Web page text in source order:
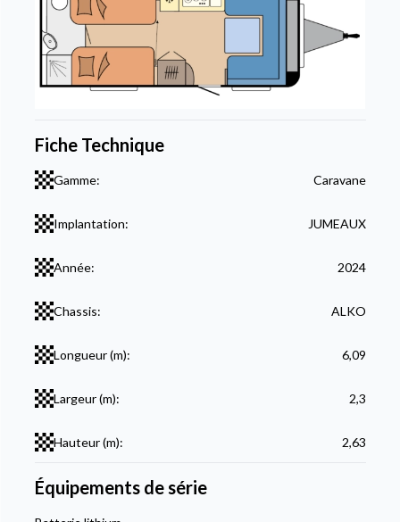
Fiche Technique
Gamme: Caravane
Implantation: JUMEAUX
Année: 2024
Chassis: ALKO
Longueur (m): 6,09
Largeur (m): 2,3
Hauteur (m): 2,63
Équipements de série